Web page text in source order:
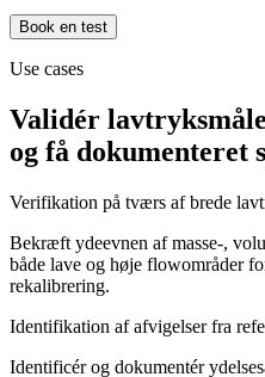
Book en test
Use cases
Validér
og få dokumenteret
Verifikation på tværs af brede
Bekræft ydeevnen af masse-,
både lave og høje flowområder
rekalibrering.
Identifikation af afvigelser fra
Identificér og dokumentér